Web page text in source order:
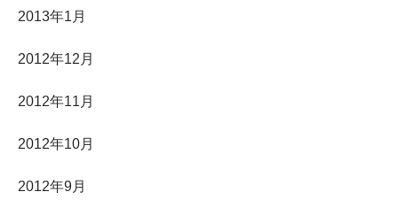
2013年1月
2012年12月
2012年11月
2012年10月
2012年9月